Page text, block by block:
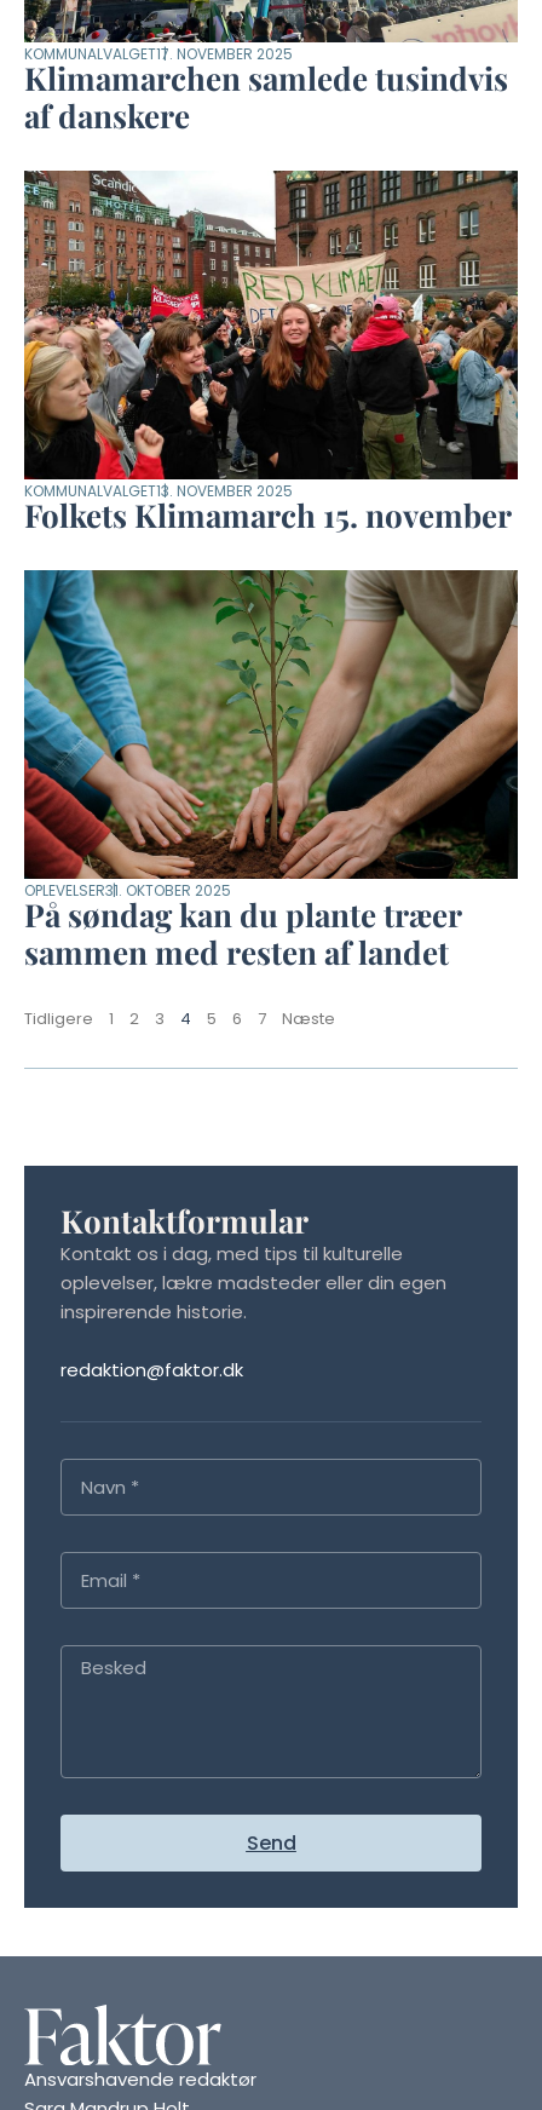
KOMMUNALVALGET17. NOVEMBER 2025
Klimamarchen samlede tusindvis
af danskere
KOMMUNALVALGET13. NOVEMBER 2025
Folkets Klimamarch 15. november
OPLEVELSER31. OKTOBER 2025
På søndag kan du plante træer
sammen med resten af landet
Tidligere 1 2 3 4 5 6 7 Næste
Kontaktformular
Kontakt os i dag, med tips til kulturelle
oplevelser, lækre madsteder eller din egen
inspirerende historie.
redaktion@faktor.dk
Send
Ansvarshavende redaktør